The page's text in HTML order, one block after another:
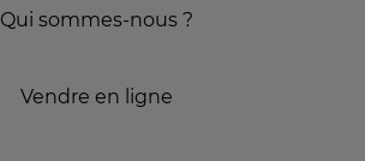
Qui sommes-nous ?
Vendre en ligne